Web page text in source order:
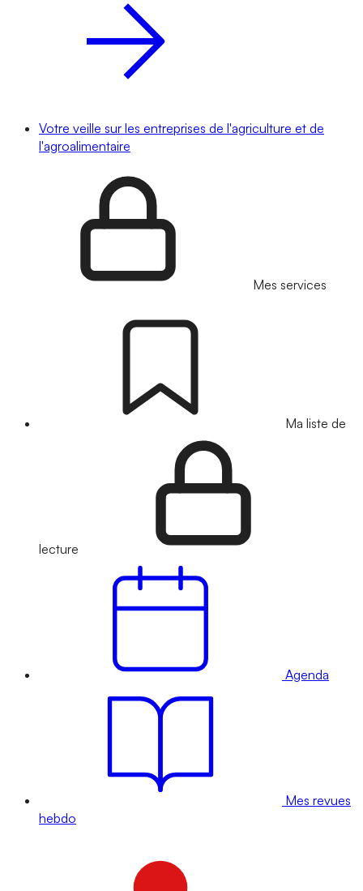
Votre veille sur les entreprises de l'agriculture et de
l'agroalimentaire
Mes services
Ma liste de
lecture
Agenda
Mes revues
hebdo